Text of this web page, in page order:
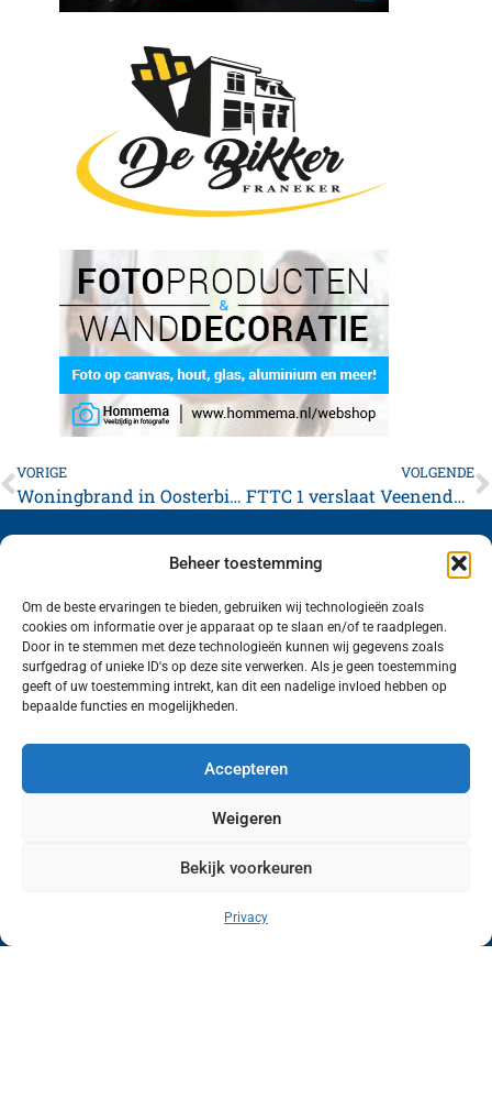
Beheer toestemming
Om de beste ervaringen te bieden, gebruiken wij technologieën zoals
cookies om informatie over je apparaat op te slaan en/of te raadplegen.
Door in te stemmen met deze technologieën kunnen wij gegevens zoals
surfgedrag of unieke ID's op deze site verwerken. Als je geen toestemming
geeft of uw toestemming intrekt, kan dit een nadelige invloed hebben op
bepaalde functies en mogelijkheden.
Accepteren
Weigeren
Bekijk voorkeuren
Privacy
VORIGE
Woningbrand in Oosterbierum valt mee
VOLGENDE
FTTC 1 verslaat Veenendalers
Volg ons (hierboven) op social media!
Wij van FranekerActueel.nl verzorgen het nieuws